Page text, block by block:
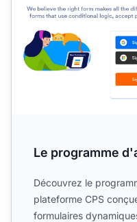
Le programme
Découvrez le
plateforme CPS
formulaires